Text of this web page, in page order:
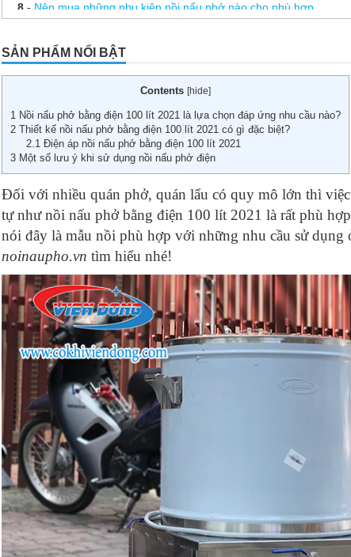
8- Nên mua những phụ kiện nồi nấu phở nào cho phù hợp
10 -Chiết áp nồi phở
Thanh nhiệt thay thế trong nồi nấu phở điện
12-
Vài điều cần biết về thanh nhiệt nồi nấu phở
13-Cách để bảo quản nồi nấu phở chuẩn nhất
14-Hướng dẫn vận hành nồi nấu phở Viễn Đông
16-Nồi nấu phở bằng điện 20 lít
17-Dịch vụ bảo hành, bảo trì và sửa chữa nồi nấu phở Viễn Đông
18-Biết giá nồi nấu phở bằng điện bao nhiêu tiền để mua về dùng
19-Bán nồi nấu phở cũ – Địa chỉ uy tín, chất lượng nhất
20 -Báo giá nồi nấu phở bằng điện 2 ngăn
-Có nên mua nồi nấu phở cao cấp thanh lý không?
22-Giá nồi nấu phở đôi mẫu mới nhất
23
-
Khám phá bí quyết nấu phở gà ngon quên sầu của chị Tám
24-Nồi nấu phở 250 lít
25-Mua nồi phở giá rẻ- Tưởng HỜI mà KHÔNG HỀ HỜI!
26-Phở xào bò- bữa sáng thơm ngon cho cả gia đình.
27-Nồi điện nấu phở 80L
28-Nồi nấu phở dung tích lớn 200- 500L
29-
Nồi nấu nước phở bằng điện
SẢN PHẨM NỔI BẬT
Contents [hide]
1 Nồi nấu phở bằng điện 100 lít 2021 là lựa chọn đáp ứng nhu cầu nào?
2 Thiết kế nồi nấu phở bằng điện 100 lít 2021 có gì đặc biệt?
2.1Điện áp nồi nấu phở bằng điện 100 lít 2021
3 Một số lưu ý khi sử dụng nồi nấu phở điện
Đối với nhiều quán phở, quán lẩu có quy mô lớn thì
tự như nồi nấu phở bằng điện 100 lít 2021 là rất phù
nói đây là mẫu nồi phù hợp với những nhu cầu sử dụng
noinaupho.vn tìm hiểu nhé!